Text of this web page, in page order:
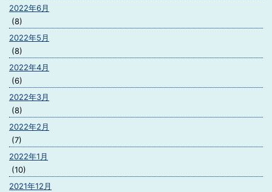
2022年6月
(8)
2022年5月
(8)
2022年4月
(6)
2022年3月
(8)
2022年2月
(7)
2022年1月
(10)
2021年12月